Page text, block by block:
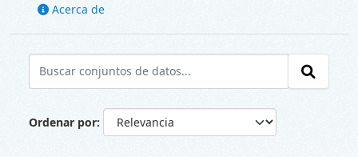
Acerca de
Ordenar por